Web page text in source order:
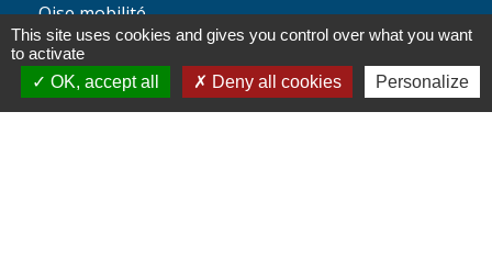
Oise mobilité
Service Public
Agence nationale des titres
This site uses cookies and gives you control over what you want
to activate
OK, accept all
Deny all cookies Personalize